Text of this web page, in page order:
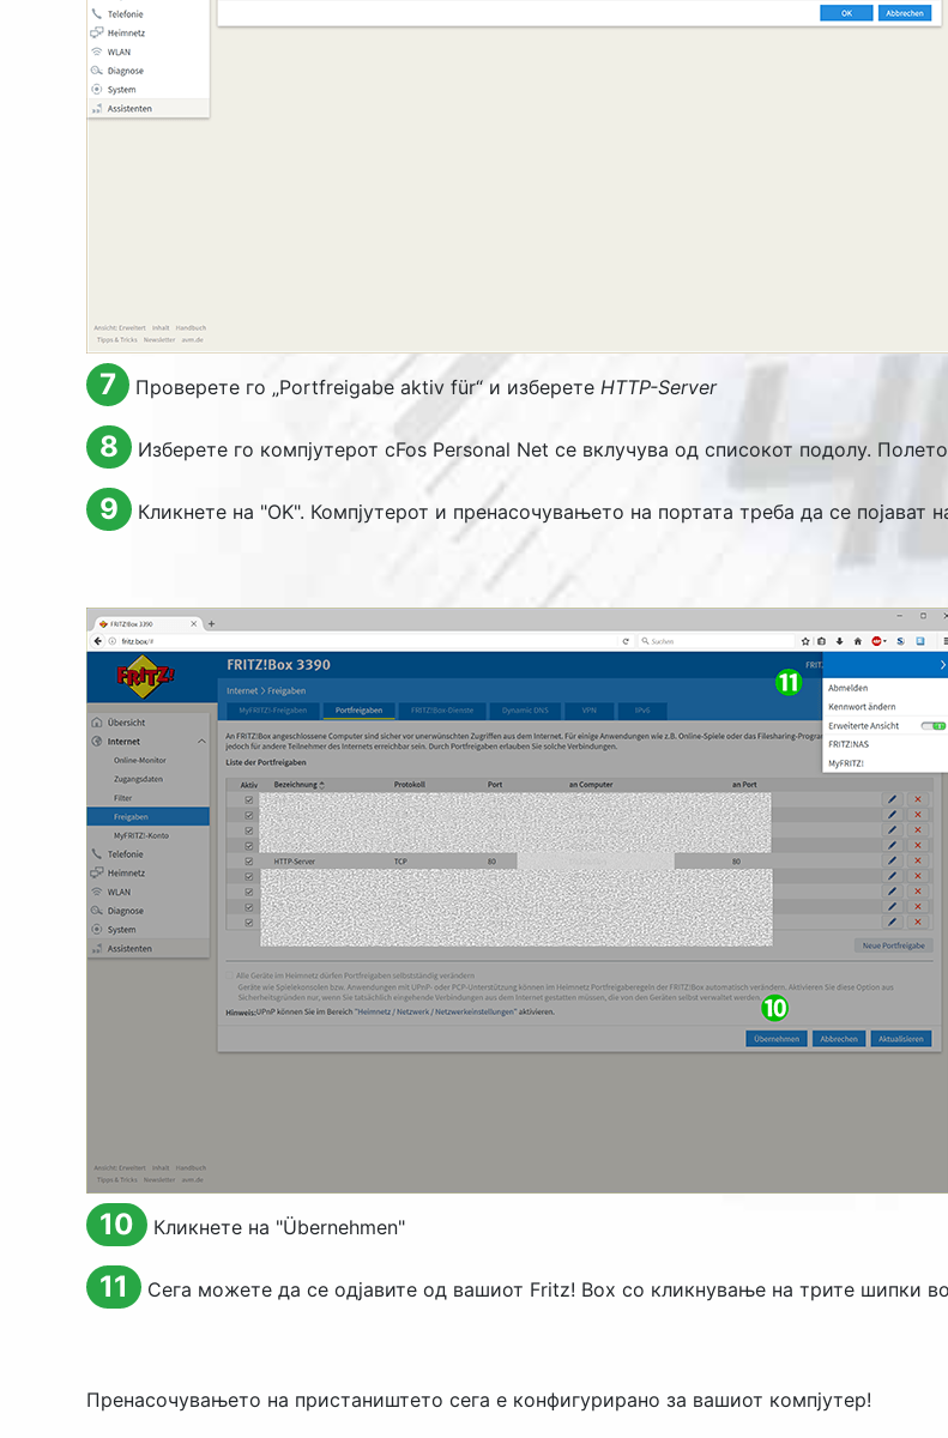
7 Проверете го „Portfreigabe aktiv für“ и изберете HTTP-Server
8 Изберете го компјутерот cFos Personal Net се вклучува од списокот подолу.
9 Кликнете на "OK". Компјутерот и пренасочувањето на портата треба да се појават
10 Кликнете на "Übernehmen"
11 Сега можете да се одјавите од вашиот Fritz! Box со кликнување на трите шипки
Пренасочувањето на пристаништето сега е конфигурирано за вашиот компјутер!